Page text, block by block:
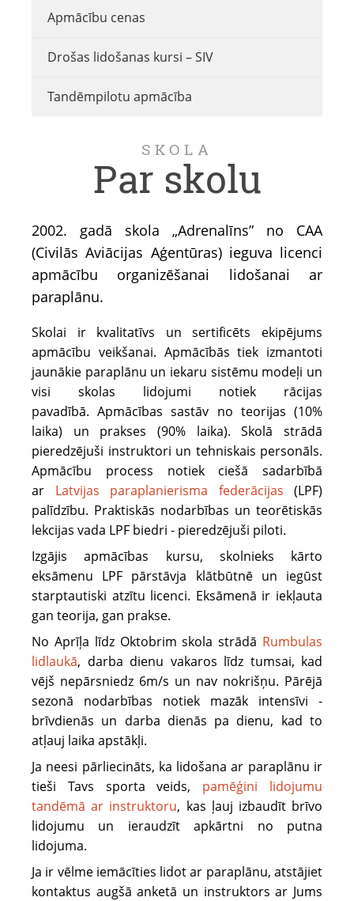
Apmācību cenas
Drošas lidošanas kursi – SIV
Tandēmpilotu apmācība
SKOLA
Par skolu
2002. gadā skola „Adrenalīns” no CAA
(Civilās Aviācijas Aģentūras) ieguva licenci
apmācību organizēšanai lidošanai ar
paraplānu.
Skolai ir kvalitatīvs un sertificēts ekipējums
apmācību veikšanai. Apmācībās tiek izmantoti
jaunākie paraplānu un iekaru sistēmu modeļi un
visi skolas lidojumi notiek rācijas
pavadībā. Apmācības sastāv no teorijas (10%
laika) un prakses (90% laika). Skolā strādā
pieredzējuši instruktori un tehniskais personāls.
Apmācību process notiek ciešā sadarbībā
ar Latvijas paraplanierisma federācijas (LPF)
palīdzību. Praktiskās nodarbības un teorētiskās
lekcijas vada LPF biedri - pieredzējuši piloti.
Izgājis apmācības kursu, skolnieks kārto
eksāmenu LPF pārstāvja klātbūtnē un iegūst
starptautiski atzītu licenci. Eksāmenā ir iekļauta
gan teorija, gan prakse.
No Aprīļa līdz Oktobrim skola strādā Rumbulas
lidlaukā, darba dienu vakaros līdz tumsai, kad
vējš nepārsniedz 6m/s un nav nokrišņu. Pārējā
sezonā nodarbības notiek mazāk intensīvi -
brīvdienās un darba dienās pa dienu, kad to
atļauj laika apstākļi.
Ja neesi pārliecināts, ka lidošana ar paraplānu ir
tieši Tavs sporta veids, pamēģini lidojumu
tandēmā ar instruktoru, kas ļauj izbaudīt brīvo
lidojumu un ieraudzīt apkārtni no putna
lidojuma.
Ja ir vēlme iemācīties lidot ar paraplānu, atstājiet
kontaktus augšā anketā un instruktors ar Jums